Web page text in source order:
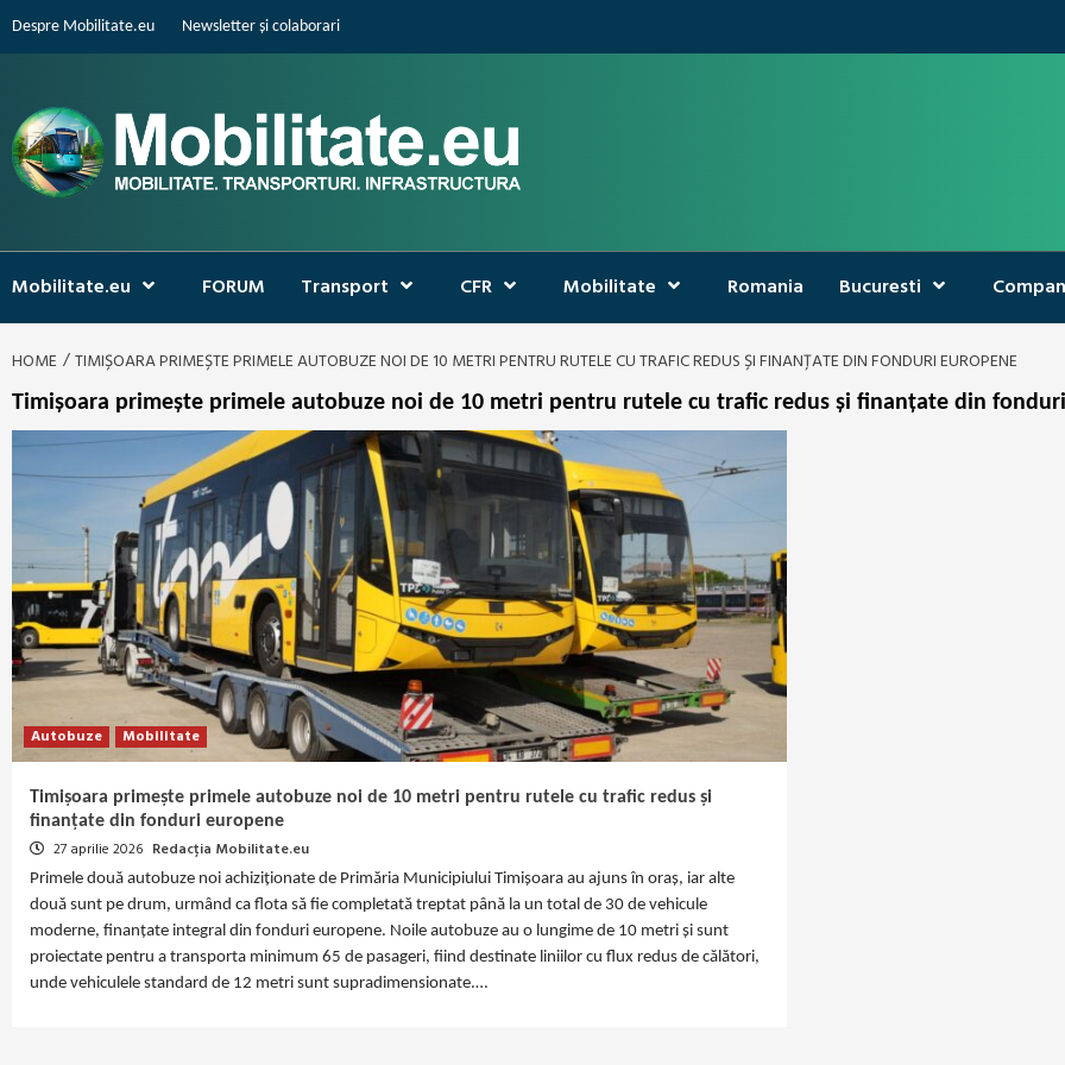
Despre Mobilitate.eu Newsletter și colaborari
Mobilitate.eu FORUM Transport CFR Mobilitate Romania Bucuresti
HOME TIMIȘOARA PRIMEȘTE PRIMELE AUTOBUZE NOI DE 10 METRI PENTRU RUTELE CU TRAFIC REDUS ȘI FINANȚATE DIN FONDURI EUROPENE
Timișoara primește primele autobuze noi de 10 metri pentru rutele cu trafic redus și finanțate din
Autobuze Mobilitate
Timișoara primește primele autobuze noi de 10 metri pentru rutele cu trafic redus și
finanțate din fonduri europene
27 aprilie 2026 Redacția Mobilitate.eu
Primele două autobuze noi achiziționate de Primăria Municipiului Timișoara au ajuns în oraș, iar alte
două sunt pe drum, urmând ca flota să fie completată treptat până la un total de 30 de vehicule
moderne, finanțate integral din fonduri europene. Noile autobuze au o lungime de 10 metri și sunt
proiectate pentru a transporta minimum 65 de pasageri, fiind destinate liniilor cu flux redus de călători,
unde vehiculele standard de 12 metri sunt supradimensionate.…